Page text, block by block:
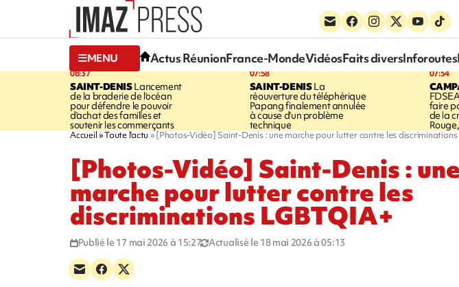
MENU Actus RéunionFrance-MondeVidéosFaits diversInforoutes
08:37
SAINT-DENISLancement
de la braderie de l'océan
pour défendre le pouvoir
d'achat des familles et
soutenir les commerçants
07:58
SAINT-DENISLa
réouverture du téléphérique
Papang finalement annulée
à cause d'un problème
technique
07:54
faire
de la
Accueil Toute l'actu [Photos-Vidéo] Saint-Denis : une marche pour lutter contre les discriminations
[Photos-Vidéo] Saint-Denis : une
marche pour lutter contre les
discriminations LGBTQIA+
Publié le 17 mai 2026 à 15:27 Actualisé le 18 mai 2026 à 05:13